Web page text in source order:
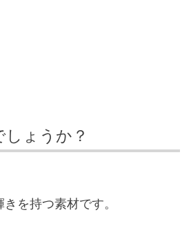
しょうか？
を持つ素材です。